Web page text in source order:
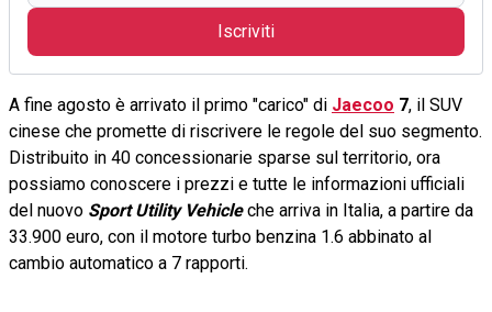
Iscriviti
A fine agosto è arrivato il primo "carico" di Jaecoo 7, il SUV
cinese che promette di riscrivere le regole del suo segmento.
Distribuito in 40 concessionarie sparse sul territorio, ora
possiamo conoscere i prezzi e tutte le informazioni ufficiali
del nuovo Sport Utility Vehicleche arriva in Italia, a partire da
33.900 euro, con il motore turbo benzina 1.6 abbinato al
cambio automatico a 7 rapporti.